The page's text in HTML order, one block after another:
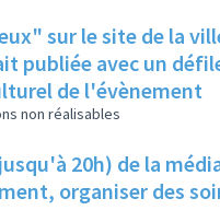
sur le site de la
publiée avec un
de l'évènement
non réalisables
20h) de la
organiser des